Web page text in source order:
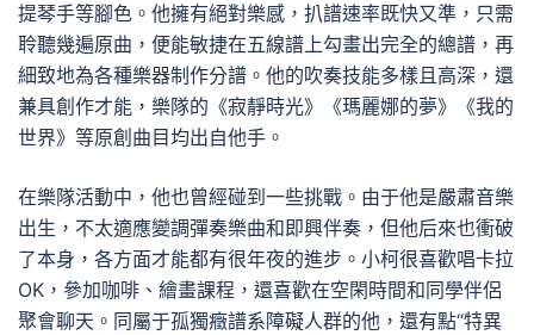
提琴手等腳色。他擁有絕對樂感，扒譜速率既快又準，只需
聆聽幾遍原曲，便能敏捷在五線譜上勾畫出完全的總譜，再
細致地為各種樂器制作分譜。他的吹奏技能多樣且高深，還
兼具創作才能，樂隊的《寂靜時光》《瑪麗娜的夢》《我的
世界》等原創曲目均出自他手。
在樂隊活動中，他也曾經碰到一些挑戰。由于他是嚴肅音樂
出生，不太適應變調彈奏樂曲和即興伴奏，但他后來也衝破
了本身，各方面才能都有很年夜的進步。小柯很喜歡唱卡拉
OK，參加咖啡、繪畫課程，還喜歡在空閑時間和同學伴侶
聚會聊天。同屬于孤獨癥譜系障礙人群的他，還有點“特異